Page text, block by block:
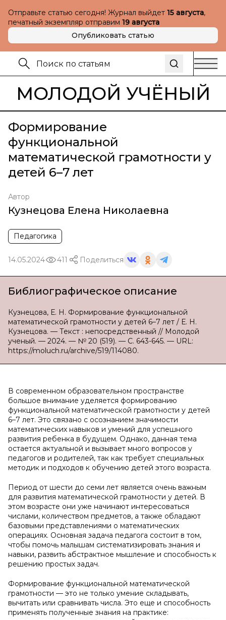
Отправьте статью сегодня! Журнал выйдет 15 августа,
печатный экземпляр отправим 19 августа
Опубликовать статью
МОЛОДОЙ УЧЁНЫЙ
Формирование
функциональной
математической грамотности у
детей 6–7 лет
Автор
Кузнецова Елена Николаевна
Педагогика
14.05.2024 411 Поделиться
Библиографическое описание
Кузнецова, Е. Н. Формирование функциональной
математической грамотности у детей 6–7 лет / Е. Н.
Кузнецова. — Текст : непосредственный // Молодой
ученый. — 2024. — № 20 (519). — С. 643-645. — URL:
https://moluch.ru/archive/519/114080.
В современном образовательном пространстве
большое внимание уделяется формированию
функциональной математической грамотности у детей
6–7 лет. Это связано с осознанием значимости
математических навыков и умений для успешного
развития ребенка в будущем. Однако, данная тема
остается актуальной и вызывает много вопросов у
педагогов и родителей, так как требует специальных
методик и подходов к обучению детей этого возраста.
Период от шести до семи лет является очень важным
для развития математической грамотности у детей. В
этом возрасте они уже начинают интересоваться
числами, количеством предметов, а также обладают
базовыми представлениями о математических
операциях. Основная задача педагога состоит в том,
чтобы помочь малышам систематизировать знания и
навыки, развить абстрактное мышление и способность к
решению простых задач.
Формирование функциональной математической
грамотности — это не только умение складывать,
вычитать или сравнивать числа. Это еще и способность
применять полученные знания на практике: